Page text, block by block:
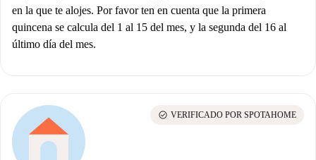
en la que te alojes. Por favor ten en cuenta que la primera
quincena se calcula del 1 al 15 del mes, y la segunda del 16 al
último día del mes.
check_circle VERIFICADO POR SPOTAHOME